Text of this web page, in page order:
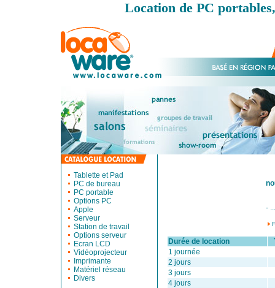
Location de PC
Tablette et Pad
PC de bureau
PC portable
Options PC
Apple
Serveur
Station de travail
Options serveur
Ecran LCD
Vidéoprojecteur
Imprimante
Matériel réseau
Divers
- ...
Durée de location
1 journée
2 jours
3 jours
4 jours